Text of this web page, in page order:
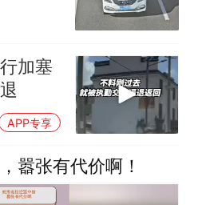
加塞
APP专享
嚣张有代价啊！